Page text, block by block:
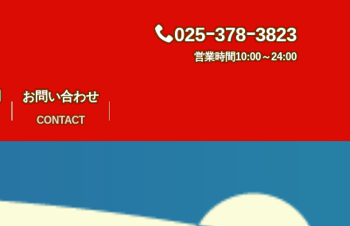
025ｰ378ｰ3823
営業時間10:00～24:00
お問い合わせ
CONTACT